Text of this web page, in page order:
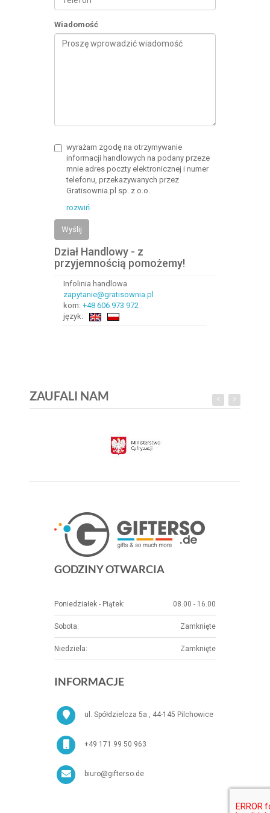
Wiadomość
wyrażam zgodę na otrzymywanie
informacji handlowych na podany przeze
mnie adres poczty elektronicznej i numer
telefonu, przekazywanych przez
Gratisownia.pl sp. z o.o.
rozwiń
Wyślij
Dział Handlowy - z
przyjemnością pomożemy!
Infolinia handlowa
zapytanie@gratisownia.pl
kom: +48 606 973 972
język:
ZAUFALI NAM
GODZINY OTWARCIA
Poniedziałek - Piątek: 08.00 - 16.00
Sobota: Zamknięte
Niedziela: Zamknięte
INFORMACJE
ul. Spółdzielcza 5a , 44-145 Pilchowice
+49 171 99 50 963
biuro@gifterso.de